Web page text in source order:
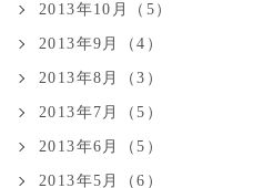
2013年10月（5）
2013年9月（4）
2013年8月（3）
2013年7月（5）
2013年6月（5）
2013年5月（6）